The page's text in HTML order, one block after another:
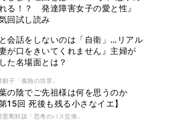
る！？ 発達障害女子の愛と性』
回試し読み
会話をしないのは「自衛」…リアル
妻が口をきいてくれません』主婦が
た名場面とは？
順子「孤独の功罪」
の陰でご先祖様は何を思うのか
第15回 死後も残る小さなイエ】
憲剛対談「思考のパス交換」